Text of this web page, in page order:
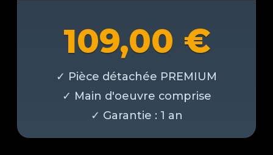
109,00 €